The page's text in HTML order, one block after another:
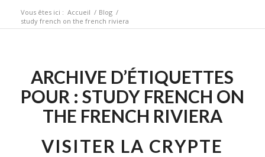
Vous êtes ici : Accueil / Blog /
study french on the french riviera
ARCHIVE D’ÉTIQUETTES
POUR : STUDY FRENCH ON
THE FRENCH RIVIERA
VISITER LA CRYPTE